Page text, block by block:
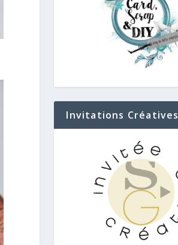
Invitations Créatives